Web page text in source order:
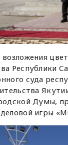
Республики
суда
Думы,
игры